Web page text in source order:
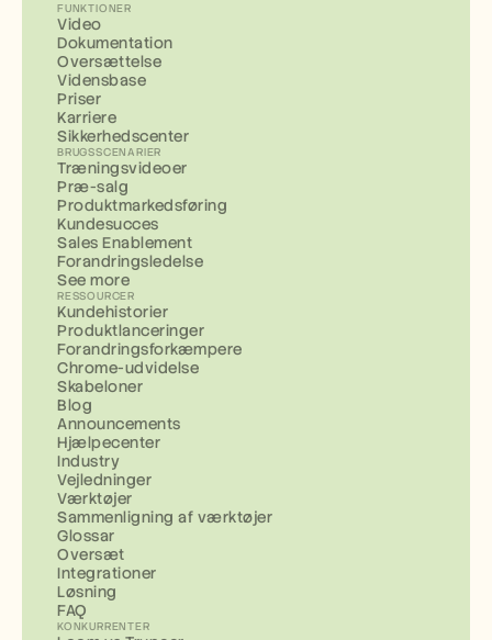
FUNKTIONER
Video
Dokumentation
Oversættelse
Vidensbase
Priser
Karriere
Sikkerhedscenter
BRUGSSCENARIER
Træningsvideoer
Præ-salg
Produktmarkedsføring
Kundesucces
Sales Enablement
Forandringsledelse
See more
RESSOURCER
Kundehistorier
Produktlanceringer
Forandringsforkæmpere
Chrome-udvidelse
Skabeloner
Blog
Announcements
Hjælpecenter
Industry
Vejledninger
Værktøjer
Sammenligning af værktøjer
Glossar
Oversæt
Integrationer
Løsning
FAQ
KONKURRENTER